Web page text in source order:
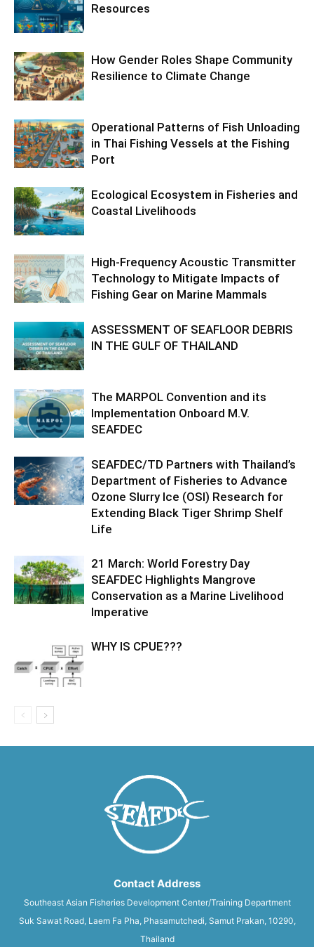
Resources
How Gender Roles Shape Community
Resilience to Climate Change
Operational Patterns of Fish Unloading
in Thai Fishing Vessels at the Fishing
Port
Ecological Ecosystem in Fisheries and
Coastal Livelihoods
High-Frequency Acoustic Transmitter
Technology to Mitigate Impacts of
Fishing Gear on Marine Mammals
ASSESSMENT OF SEAFLOOR DEBRIS
IN THE GULF OF THAILAND
The MARPOL Convention and its
Implementation Onboard M.V.
SEAFDEC
SEAFDEC/TD Partners with Thailand’s
Department of Fisheries to Advance
Ozone Slurry Ice (OSI) Research for
Extending Black Tiger Shrimp Shelf
Life
21 March: World Forestry Day
SEAFDEC Highlights Mangrove
Conservation as a Marine Livelihood
Imperative
WHY IS CPUE???
Contact Address
Southeast Asian Fisheries Development Center/Training Department
Suk Sawat Road, Laem Fa Pha, Phasamutchedi, Samut Prakan, 10290,
Thailand